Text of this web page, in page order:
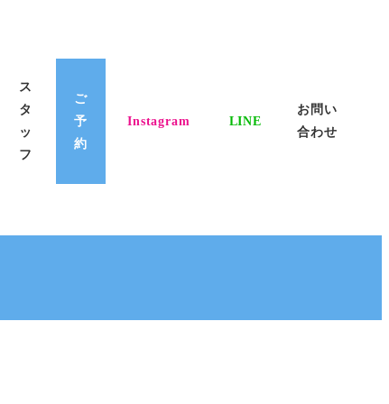
ス
タ
ッ
フ
ご
予
約
Instagram LINE
お問い
合わせ